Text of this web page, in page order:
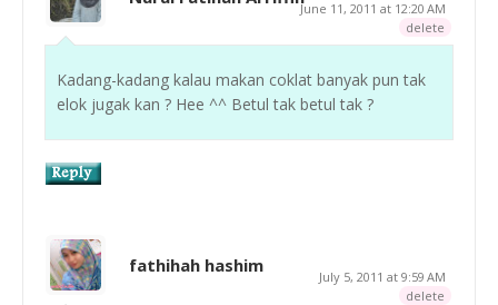
June 11, 2011 at 12:20 AM
delete
Kadang-kadang kalau makan coklat banyak pun tak
elok jugak kan ? Hee ^^ Betul tak betul tak ?
fathihah hashim
July 5, 2011 at 9:59 AM
delete